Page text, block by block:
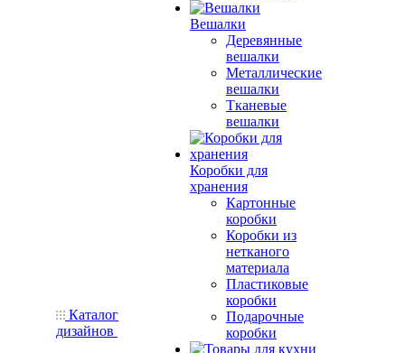
Каталог
дизайнов
Вешалки
Деревянные
вешалки
Металлические
вешалки
Тканевые
вешалки
Коробки для
хранения
Картонные
коробки
Коробки из
нетканого
материала
Пластиковые
коробки
Подарочные
коробки